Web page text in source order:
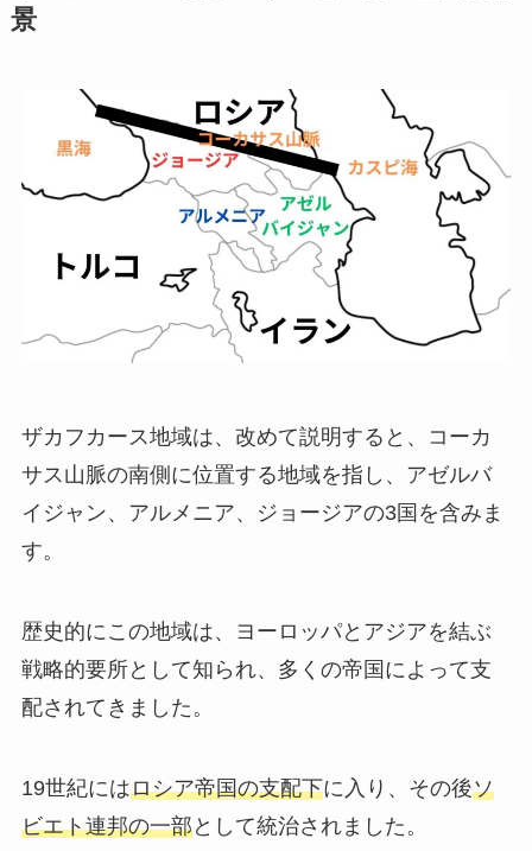
景
ザカフカース地域は、改めて説明すると、コーカ
サス山脈の南側に位置する地域を指し、アゼルバ
イジャン、アルメニア、ジョージアの3国を含みま
す。
歴史的にこの地域は、ヨーロッパとアジアを結ぶ
戦略的要所として知られ、多くの帝国によって支
配されてきました。
19世紀にはロシア帝国の支配下に入り、その後ソ
ビエト連邦の一部として統治されました。